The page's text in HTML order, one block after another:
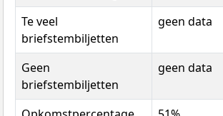
Te veel
briefstembiljetten
geen data
Geen
briefstembiljetten
geen data